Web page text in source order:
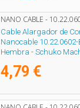
NANO CABLE -
Cable Alargador de
Nanocable
Hembra - Schuko
4,79 €